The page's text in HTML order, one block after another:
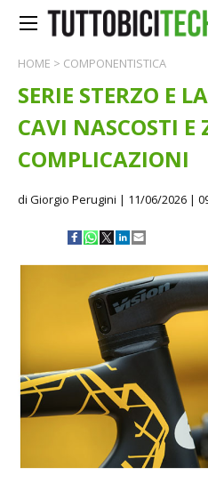
HOME > COMPONENTISTICA
SERIE STERZO E
CAVI NASCOSTI E
COMPLICAZIONI
di Giorgio Perugini | 11/06/2026 |